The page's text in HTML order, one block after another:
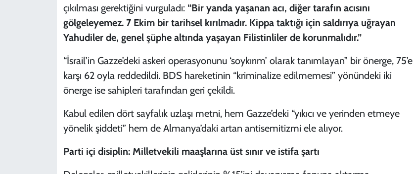
çıkılması gerektiğini vurguladı: “Bir yanda yaşanan acı, diğer tarafın acısını
gölgeleyemez. 7 Ekim bir tarihsel kırılmadır. Kippa taktığı için saldırıya uğrayan
Yahudiler de, genel şüphe altında yaşayan Filistinliler de korunmalıdır.”
“İsrail’in Gazze’deki askeri operasyonunu ‘soykırım’ olarak tanımlayan” bir önerge, 75’e
karşı 62 oyla reddedildi. BDS hareketinin “kriminalize edilmemesi” yönündeki iki
önerge ise sahipleri tarafından geri çekildi.
Kabul edilen dört sayfalık uzlaşı metni, hem Gazze’deki “yıkıcı ve yerinden etmeye
yönelik şiddeti” hem de Almanya’daki artan antisemitizmi ele alıyor.
Parti içi disiplin: Milletvekili maaşlarına üst sınır ve istifa şartı